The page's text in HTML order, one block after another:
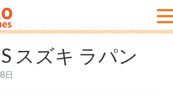
スズキ ラパン
日